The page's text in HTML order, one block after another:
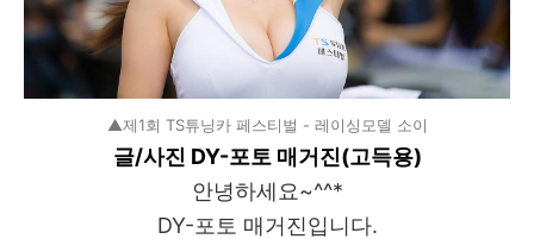
▲제1회 TS튜닝카 페스티벌 - 레이싱모델 소이
글/사진 DY-포토 매거진(고득용)
안녕하세요~^^*
DY-포토 매거진입니다.